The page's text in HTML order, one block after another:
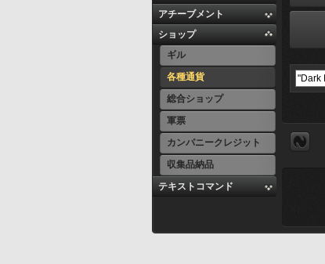
アチーブメント
ショップ
ギル
各種通貨
総合ショップ
軍票
カンパニークレジット
収集品納品
テキストコマンド